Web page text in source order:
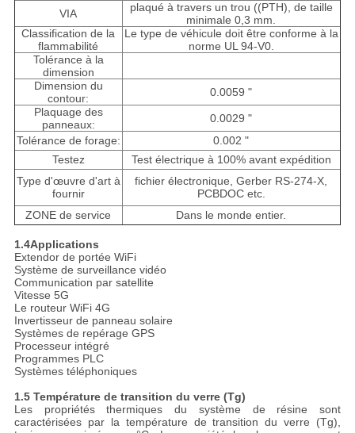
VIA
plaqué à travers un trou ((PTH), de taille
minimale 0,3 mm.
Classification de la
flammabilité
Le type de véhicule doit être conforme à la
norme UL 94-V0.
Tolérance à la
dimension
Dimension du
contour:
0.0059 "
Plaquage des
panneaux:
0.0029 "
Tolérance de forage:
0.002 "
Testez
Test électrique à 100% avant expédition
Type d'œuvre d'art à
fournir
fichier électronique, Gerber RS-274-X,
PCBDOC etc.
ZONE de service
Dans le monde entier.
1.4Applications
Extendor de portée WiFi
Système de surveillance vidéo
Communication par satellite
Vitesse 5G
Le routeur WiFi 4G
Invertisseur de panneau solaire
Systèmes de repérage GPS
Processeur intégré
Programmes PLC
Systèmes téléphoniques
1.5 Température de transition du verre (Tg)
Les propriétés thermiques du système de résine sont
caractérisées par la température de transition du verre (Tg),